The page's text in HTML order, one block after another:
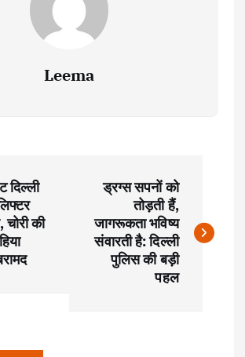
Leema
दिल्ली
चोरी की
ड्रग्स सपनों को
तोड़ती हैं,
जागरूकता भविष्य
संवारती है: दिल्ली
पुलिस की बड़ी
पहल